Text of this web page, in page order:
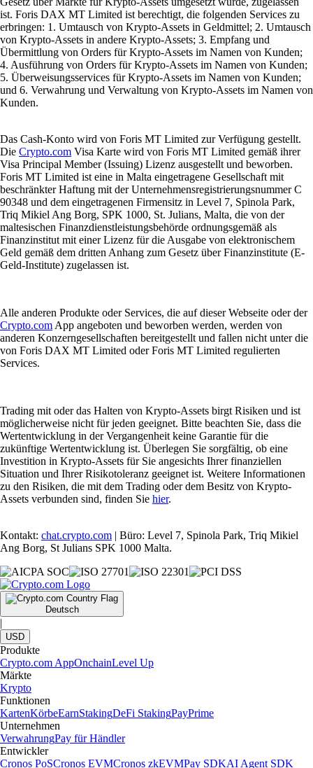
ist. Foris DAX MT Limited ist berechtigt, die folgenden Services zu
erbringen: 1. Umtausch von Krypto-Assets in Geldmittel; 2. Umtausch
von Krypto-Assets in andere Krypto-Assets; 3. Empfang und
Übermittlung von Orders für Krypto-Assets im Namen von Kunden;
4. Ausführung von Orders für Krypto-Assets im Namen von Kunden;
5. Überweisungsservices für Krypto-Assets im Namen von Kunden;
und 6. Verwahrung und Verwaltung von Krypto-Assets im Namen von
Kunden.
Das Cash-Konto wird von Foris MT Limited zur Verfügung gestellt.
Die Crypto.com Visa Karte wird von Foris MT Limited gemäß ihrer
Visa Principal Member (Issuing) Lizenz ausgestellt und beworben.
Foris MT Limited ist eine in Malta eingetragene Gesellschaft mit
beschränkter Haftung mit der Unternehmensregistrierungsnummer C
90348 und dem eingetragenen Firmensitz in Level 7, Spinola Park,
Triq Mikiel Ang Borg, SPK 1000, St. Julians, Malta, die von der
maltesischen Finanzdienstleistungsbehörde ordnungsgemäß als
Finanzinstitut mit einer Lizenz für die Ausgabe von elektronischem
Geld gemäß dem dritten Anhang zum Gesetz über Finanzinstitute (E-
Geld-Institute) zugelassen ist.
Alle anderen Produkte oder Services, die auf dieser Webseite oder der
Crypto.com App angeboten und beworben werden, werden von
anderen Konzerngesellschaften bereitgestellt und fallen nicht unter die
von Foris DAX MT Limited oder Foris MT Limited regulierten
Services.
Trading mit oder das Halten von Krypto-Assets birgt Risiken und ist
möglicherweise nicht für jeden geeignet. Bitte beachten Sie, dass die
Wertentwicklung in der Vergangenheit keine Garantie für die
zukünftige Wertentwicklung ist. Überlegen Sie sorgfältig, ob eine
Investition in Krypto-Assets für Sie angesichts Ihrer finanziellen
Situation und Ihrer Risikotoleranz geeignet ist. Weitere Informationen
zu den Risiken, die mit dem Trading oder dem Besitz von Krypto-
Assets verbunden sind, finden Sie hier.
Kontakt: chat.crypto.com | Büro: Level 7, Spinola Park, Triq Mikiel
Ang Borg, St Julians SPK 1000 Malta.
Deutsch
|
USD
Produkte
Crypto.com AppOnchainLevel Up
Märkte
Krypto
Funktionen
KartenKörbeEarnStakingDeFi StakingPayPrime
Unternehmen
VerwahrungPay für Händler
Entwickler
Cronos PoSCronos EVMCronos zkEVMPay SDKAI Agent SDK